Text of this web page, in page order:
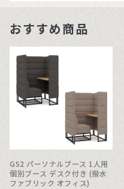
おすすめ商品
GS2 パーソナルブース 1人用
個別ブース デスク付き (撥水
ファブリック オフィス)